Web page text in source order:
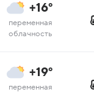
+16°
переменная
облачность
+19°
переменная